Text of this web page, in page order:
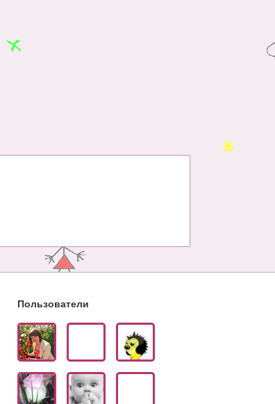
Пользователи